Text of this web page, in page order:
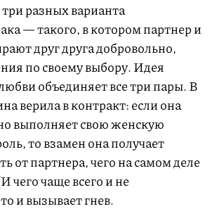
разных варианта
— такого, в котором партнер и
друг друга добровольно,
по своему выбору. Идея
объединяет все три пары. В
верила в контракт: если она
выполняет свою женскую
то взамен она получает
от партнера, чего на самом деле
чего чаще всего и не
и вызывает гнев.